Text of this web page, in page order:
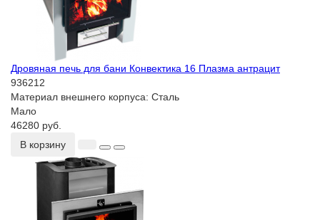
Дровяная печь для бани Конвектика 16 Плазма антрацит
936212
Материал внешнего корпуса: Сталь
Мало
46280 руб.
В корзину